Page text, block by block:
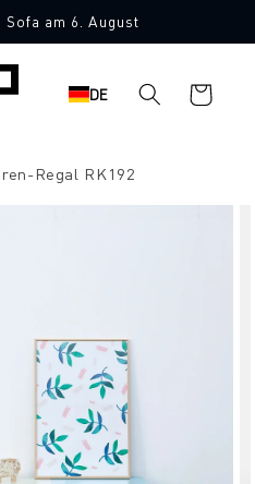
am 6. August
DE Warenkorb
Regal RK192